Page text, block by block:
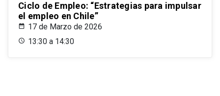
Ciclo de Empleo: “Estrategias para impulsar
el empleo en Chile”
17 de Marzo de 2026
13:30 a 14:30